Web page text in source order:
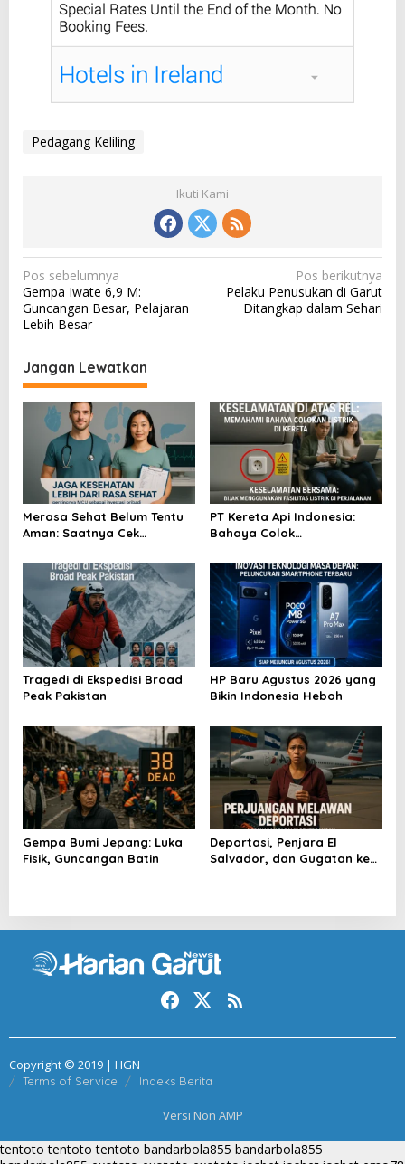
Pedagang Keliling
Ikuti Kami
N
a
v
g
a
o
s
Pos sebelumnya
Gempa Iwate 6,9 M:
Guncangan Besar, Pelajaran
Lebih Besar
Pos berikutnya
Pelaku Penusukan di Garut
Ditangkap dalam Sehari
Jangan Lewatkan
Merasa Sehat Belum Tentu
Aman: Saatnya Cek
PT Kereta Api Indonesia:
Bahaya Colok
Tragedi di Ekspedisi Broad
Peak Pakistan
HP Baru Agustus 2026 yang
Bikin Indonesia Heboh
Gempa Bumi Jepang: Luka
Fisik, Guncangan Batin
Deportasi, Penjara El
Salvador, dan Gugatan ke
Copyright © 2019 | HGN
Terms of Service Indeks Berita
Versi Non AMP
tentoto tentoto tentoto bandarbola855 bandarbola855